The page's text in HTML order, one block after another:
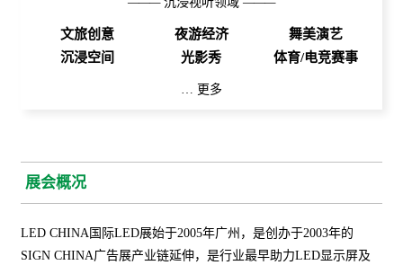
文旅创意 夜游经济
舞美演艺
沉浸空间
光影秀 体育/电竞赛事
… 更多
展会概况
LED CHINA国际LED展始于2005年广州，是创办于2003年的
SIGN CHINA广告展产业链延伸，是行业最早助力LED显示屏及